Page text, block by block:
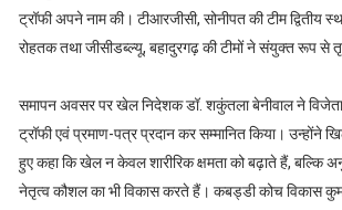
ट्रॉफी अपने नाम की। टीआरजीसी, सोनीपत की टीम द्वितीय
रोहतक तथा जीसीडब्ल्यू, बहादुरगढ़ की टीमों ने संयुक्त रूप से
समापन अवसर पर खेल निदेशक डॉ. शकुंतला बेनीवाल ने विजेता
ट्रॉफी एवं प्रमाण-पत्र प्रदान कर सम्मानित किया। उन्होंने
हुए कहा कि खेल न केवल शारीरिक क्षमता को बढ़ाते हैं, बल्कि
नेतृत्व कौशल का भी विकास करते हैं। कबड्डी कोच विकास